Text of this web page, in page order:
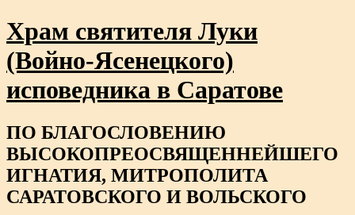
Храм святителя Луки
(Войно-Ясенецкого)
исповедника в Саратове
ПО БЛАГОСЛОВЕНИЮ
ВЫСОКОПРЕОСВЯЩЕННЕЙШЕГО
ИГНАТИЯ, МИТРОПОЛИТА
САРАТОВСКОГО И ВОЛЬСКОГО